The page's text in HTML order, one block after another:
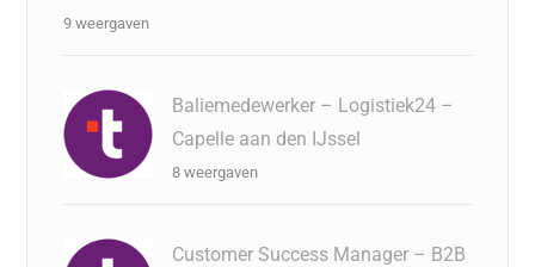
9 weergaven
Baliemedewerker – Logistiek24 –
Capelle aan den IJssel
8 weergaven
Customer Success Manager – B2B